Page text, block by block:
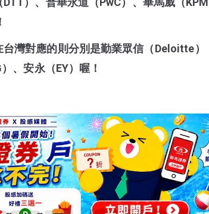
灣對應的則分別是勤業眾信（Deloitte）
、安永（EY）喔！